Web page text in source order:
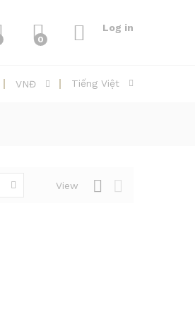
0
Log in
VNĐ Tiếng Việt
View